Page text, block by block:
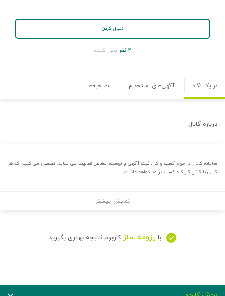
دنبال کردن
۲ نفر دنبال کننده
در یک نگاه آگهی‌های استخدام مصاحبه‌ها
درباره کانال
سامانه کانال در حوزه کسب و کار، ثبت آگهی و توسعه مشاغل فعالیت می نماید. تضمین می کنیم که هر
کسی با کانال کار کند کسب درآمد خواهد داشت.
نمایش بیشتر
با رزومه ساز کاربوم نتیجه بهتری بگیرید